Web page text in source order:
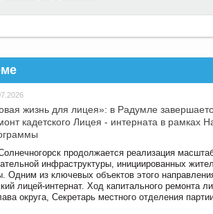
жизнь для лицея»: в Радумле
кадетского Лицея - интерната в рамках
продолжается реализация
инфраструктуры, инициированных
Одним из ключевых объектов этого
лицей-интернат. Ход капитального ремонта
округа, Секретарь местного отделения